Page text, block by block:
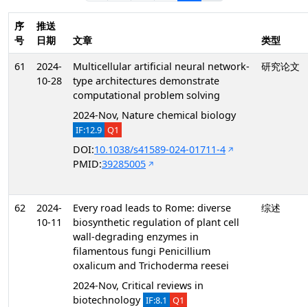
序
号
推送
日期
文章
类型
61
2024-
10-28
Multicellular artificial neural network-
type architectures demonstrate
computational problem solving
2024-Nov, Nature chemical biology
IF:12.9 Q1
DOI:10.1038/s41589-024-01711-4
PMID:39285005
研究论文
62
2024-
10-11
Every road leads to Rome: diverse
biosynthetic regulation of plant cell
wall-degrading enzymes in
filamentous fungi Penicillium
oxalicum and Trichoderma reesei
2024-Nov, Critical reviews in
biotechnology IF:8.1 Q1
综述